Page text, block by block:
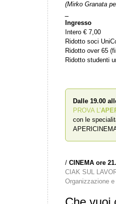
(Mirko Granata
Ingresso
Intero € 7,00
Ridotto soci
Ridotto over 65
Ridotto studenti
Dalle 19.00
PROVA L’
con le
/ CINEMA ore
CIAK SUL
Organizzazione